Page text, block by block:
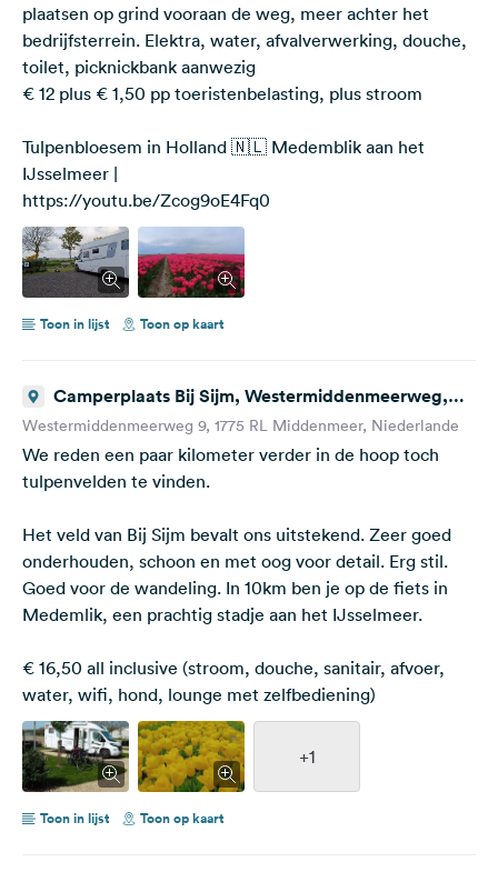
plaatsen op grind vooraan de weg, meer achter het
bedrijfsterrein. Elektra, water, afvalverwerking, douche,
toilet, picknickbank aanwezig
€ 12 plus € 1,50 pp toeristenbelasting, plus stroom
Tulpenbloesem in Holland 🇳🇱 Medemblik aan het
IJsselmeer |
https://youtu.be/Zcog9oE4Fq0
Toon in lijst Toon op kaart
Camperplaats Bij Sijm, Westermiddenmeerweg,
Middenmeer, Niederlande
Westermiddenmeerweg 9, 1775 RL Middenmeer, Niederlande
We reden een paar kilometer verder in de hoop toch
tulpenvelden te vinden.
Het veld van Bij Sijm bevalt ons uitstekend. Zeer goed
onderhouden, schoon en met oog voor detail. Erg stil.
Goed voor de wandeling. In 10km ben je op de fiets in
Medemlik, een prachtig stadje aan het IJsselmeer.
€ 16,50 all inclusive (stroom, douche, sanitair, afvoer,
water, wifi, hond, lounge met zelfbediening)
+1
Toon in lijst Toon op kaart